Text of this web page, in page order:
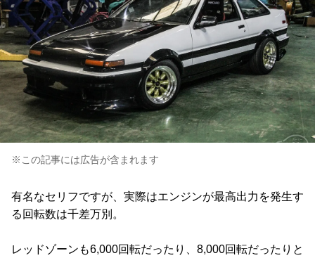
※この記事には広告が含まれます
有名なセリフですが、実際はエンジンが最高出力を発生す
る回転数は千差万別。
レッドゾーンも6,000回転だったり、8,000回転だったりと